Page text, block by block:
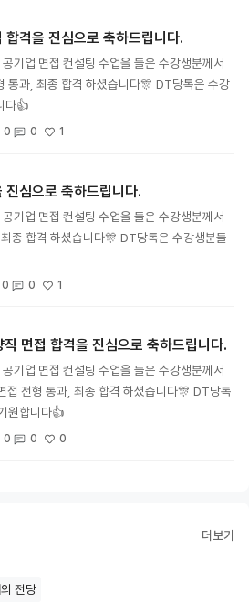
격을 진심으로 축하드립니다.
기업 면접 컨설팅 수업을 들은 수강생분께서
통과, 최종 합격 하셨습니다🎊 DT당톡은 수강
다👍
0 0 1
심으로 축하드립니다.
기업 면접 컨설팅 수업을 들은 수강생분께서
종 합격 하셨습니다🎊 DT당톡은 수강생분들
0 0 1
면접 합격을 진심으로 축하드립니다.
기업 면접 컨설팅 수업을 들은 수강생분께서
접 전형 통과, 최종 합격 하셨습니다🎊 DT당톡
원합니다👍
0 0 0
더보기
전당